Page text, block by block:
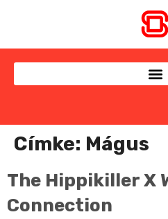
Címke: Mágus
The Hippikiller X
Connection